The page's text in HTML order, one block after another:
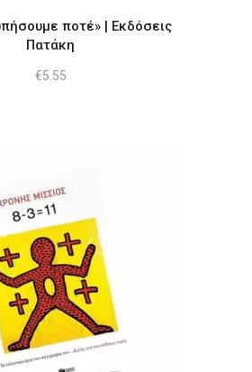
ποτέ» | Εκδόσεις
Πατάκη
€5.55